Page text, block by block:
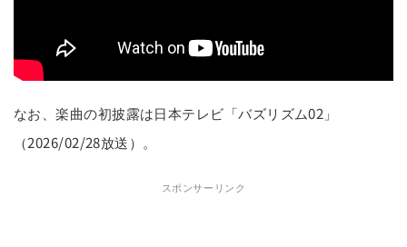
なお、楽曲の初披露は日本テレビ「バズリズム02」
（2026/02/28放送）。
スポンサーリンク